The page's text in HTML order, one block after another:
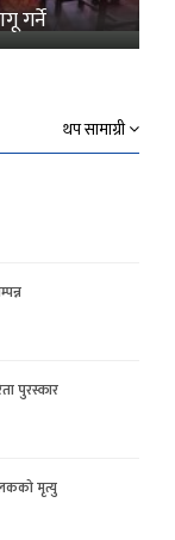
गर्ने
थप सामाग्री
पुरस्कार
मृत्यु